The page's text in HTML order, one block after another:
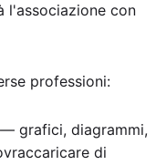
l'associazione con
professioni:
grafici, diagrammi,
di